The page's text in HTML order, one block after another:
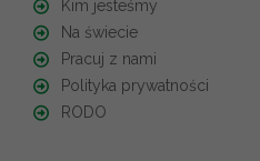
Kim jesteśmy
Na świecie
Pracuj z nami
Polityka prywatności
RODO